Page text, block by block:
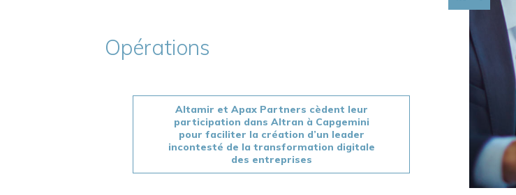
Opérations
Altamir et Apax Partners cèdent leur
participation dans Altran à Capgemini
pour faciliter la création d’un leader
incontesté de la transformation digitale
des entreprises